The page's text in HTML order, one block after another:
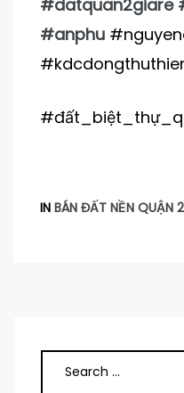
#datquan2giare
#anphu
IN BÁN ĐẤT NỀN QUẬN 2